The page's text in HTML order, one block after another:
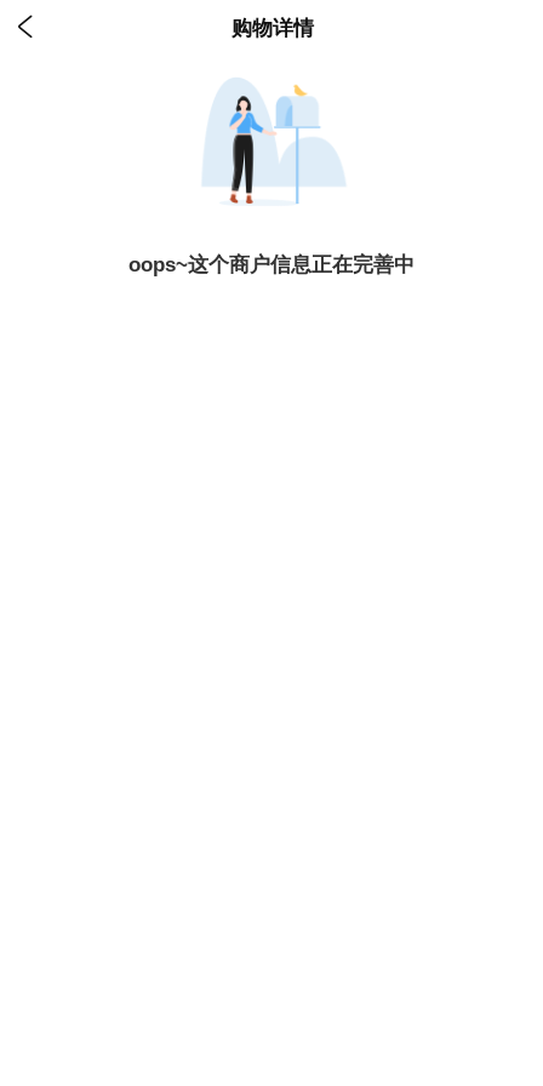
 购物详情
oops~这个商户信息正在完善中